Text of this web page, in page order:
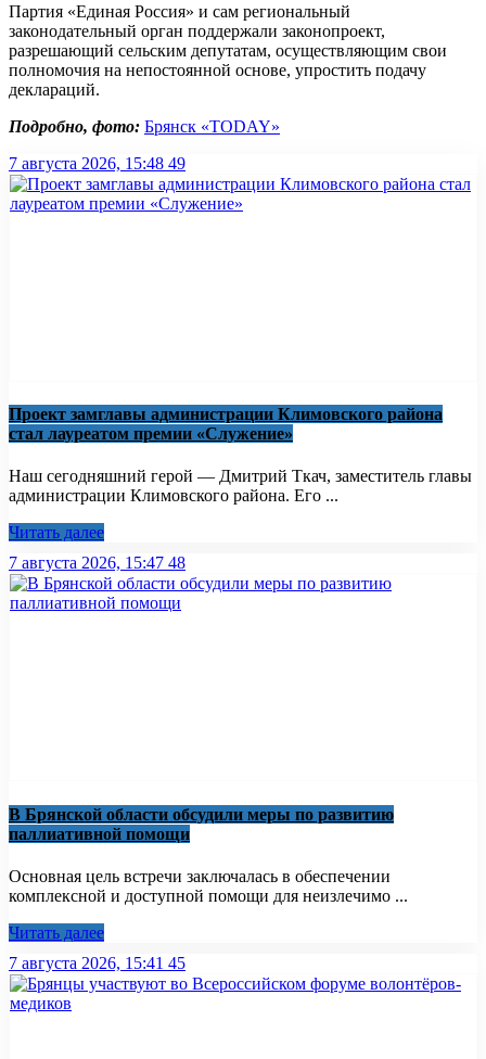
Партия «Единая Россия» и сам региональный
законодательный орган поддержали законопроект,
разрешающий сельским депутатам, осуществляющим свои
полномочия на непостоянной основе, упростить подачу
деклараций.
Подробно, фото: Брянск «TODAY»
7 августа 2026, 15:48 49
Проект замглавы администрации Климовского района
стал лауреатом премии «Служение»
Наш сегодняшний герой — Дмитрий Ткач, заместитель главы
администрации Климовского района. Его ...
Читать далее
7 августа 2026, 15:47 48
В Брянской области обсудили меры по развитию
паллиативной помощи
Основная цель встречи заключалась в обеспечении
комплексной и доступной помощи для неизлечимо ...
Читать далее
7 августа 2026, 15:41 45